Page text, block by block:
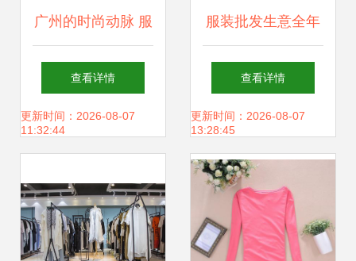
广州的时尚动脉 服
装批发铸就一线城
市韧性
查看详情
更新时间：2026-08-07
11:32:44
服装批发生意全年
十二个月份销售策
略全解析
查看详情
更新时间：2026-08-07
13:28:45